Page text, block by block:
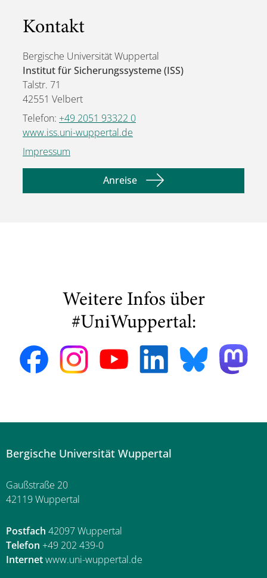
Kontakt
Bergische Universität Wuppertal
Institut für Sicherungssysteme (ISS)
Talstr. 71
42551 Velbert
Telefon: +49 2051 93322 0
www.iss.uni-wuppertal.de
Impressum
Anreise
Weitere Infos über
#UniWuppertal:
Bergische Universität Wuppertal
Gaußstraße 20
42119 Wuppertal
Postfach 42097 Wuppertal
Telefon +49 202 439-0
Internetwww.uni-wuppertal.de